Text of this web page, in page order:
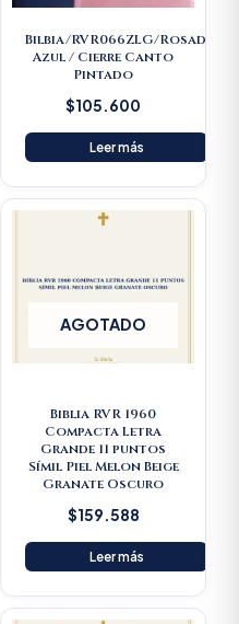
Bilbia/RVR066ZLG/Rosado
Azul / Cierre Canto
Pintado
$105.600
Leer más
AGOTADO
Biblia RVR 1960
Compacta Letra
Grande 11 puntos
Símil Piel Melon Beige
Granate Oscuro
$159.588
Leer más